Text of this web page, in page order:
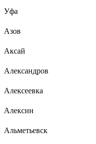
Уфа
Азов
Аксай
Александров
Алексеевка
Алексин
Альметьевск